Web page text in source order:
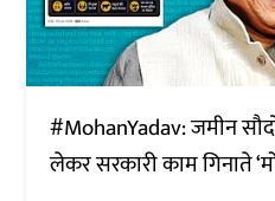
#MohanYadav: जमीन
लेकर सरकारी काम गिनाते